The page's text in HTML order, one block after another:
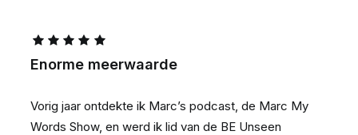
Enorme meerwaarde
Vorig jaar ontdekte ik Marc’s podcast, de Marc My
Words Show, en werd ik lid van de BE Unseen